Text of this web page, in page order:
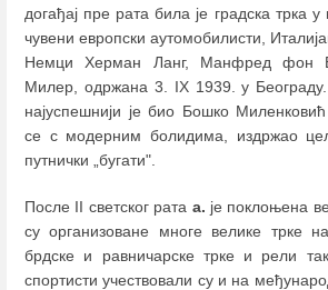
догађај пре рата била је градска трка у
чувени европски аутомобилисти,
Немци Херман Ланг, Манфред фон
Милер, одржана 3. IX 1939. у
најуспешнији је био Бошко
се с модерним болидима, издржао
путнички „бугати".
После II светског рата а. је поклоњена
су организоване многе велике трке
брдске и равничарске трке и рели
спортисти учествовали су и на